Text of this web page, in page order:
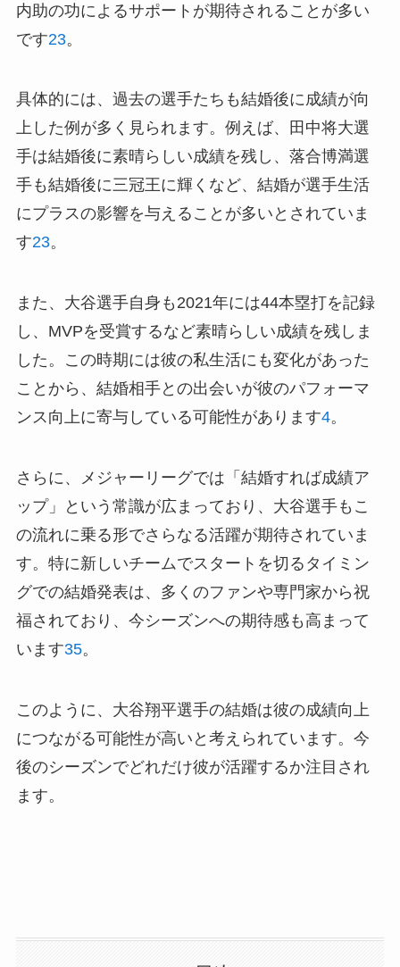
内助の功によるサポートが期待されることが多い
です23。
具体的には、過去の選手たちも結婚後に成績が向
上した例が多く見られます。例えば、田中将大選
手は結婚後に素晴らしい成績を残し、落合博満選
手も結婚後に三冠王に輝くなど、結婚が選手生活
にプラスの影響を与えることが多いとされていま
す23。
また、大谷選手自身も2021年には44本塁打を記録
し、MVPを受賞するなど素晴らしい成績を残しま
した。この時期には彼の私生活にも変化があった
ことから、結婚相手との出会いが彼のパフォーマ
ンス向上に寄与している可能性があります4。
さらに、メジャーリーグでは「結婚すれば成績ア
ップ」という常識が広まっており、大谷選手もこ
の流れに乗る形でさらなる活躍が期待されていま
す。特に新しいチームでスタートを切るタイミン
グでの結婚発表は、多くのファンや専門家から祝
福されており、今シーズンへの期待感も高まって
います35。
このように、大谷翔平選手の結婚は彼の成績向上
につながる可能性が高いと考えられています。今
後のシーズンでどれだけ彼が活躍するか注目され
ます。